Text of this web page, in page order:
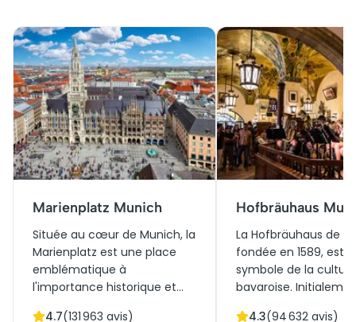
Marienplatz Munich
Située au cœur de Munich, la
Marienplatz est une place
emblématique à
l'importance historique et
4.7(131 963 avis)
Hofbräuhaus
La Hofbräuhaus de
fondée en 1589, est
symbole de la culture
bavaroise.
4.3(94 632 avis)